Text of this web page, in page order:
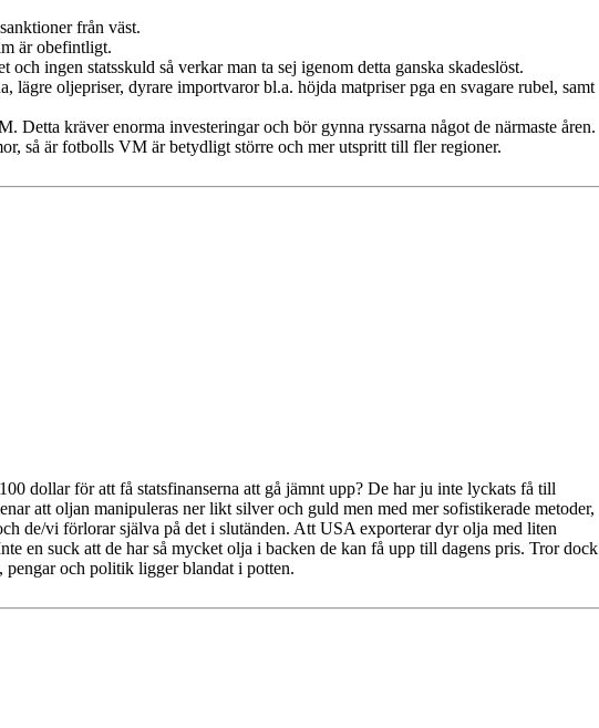
från väst.
är obefintligt.
ingen statsskuld så verkar man ta sej igenom detta ganska skadeslöst.
oljepriser, dyrare importvaror bl.a. höjda matpriser pga en svagare rubel, samt
Detta kräver enorma investeringar och bör gynna ryssarna något de närmaste åren.
så är fotbolls VM är betydligt större och mer utspritt till fler regioner.
dollar för att få statsfinanserna att gå jämnt upp? De har ju inte lyckats få till
att oljan manipuleras ner likt silver och guld men med mer sofistikerade metoder,
de/vi förlorar själva på det i slutänden. Att USA exporterar dyr olja med liten
en suck att de har så mycket olja i backen de kan få upp till dagens pris. Tror dock
pengar och politik ligger blandat i potten.